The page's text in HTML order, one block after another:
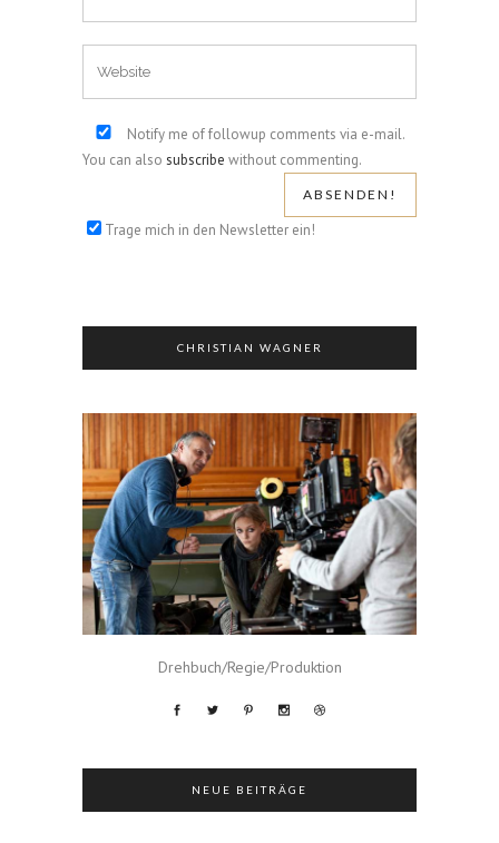
Notify me of followup comments via e-mail.
You can also subscribe without commenting.
Trage mich in den Newsletter ein!
CHRISTIAN WAGNER
Drehbuch/Regie/Produktion
NEUE BEITRÄGE